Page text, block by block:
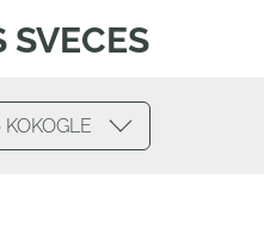
SVECES